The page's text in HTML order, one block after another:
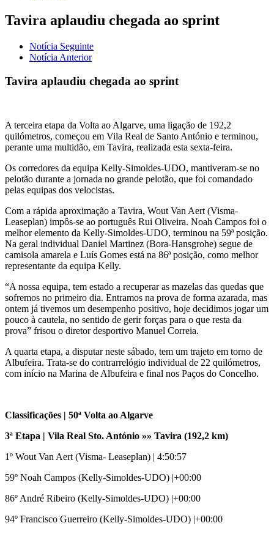
Tavira aplaudiu chegada ao sprint
Notícia Seguinte
Notícia Anterior
Tavira aplaudiu chegada ao sprint
A terceira etapa da Volta ao Algarve, uma ligação de 192,2
quilómetros, começou em Vila Real de Santo António e terminou,
perante uma multidão, em Tavira, realizada esta sexta-feira.
Os corredores da equipa Kelly-Simoldes-UDO, mantiveram-se no
pelotão durante a jornada no grande pelotão, que foi comandado
pelas equipas dos velocistas.
Com a rápida aproximação a Tavira, Wout Van Aert (Visma-
Leaseplan) impôs-se ao português Rui Oliveira. Noah Campos foi o
melhor elemento da Kelly-Simoldes-UDO, terminou na 59ª posição.
Na geral individual Daniel Martinez (Bora-Hansgrohe) segue de
camisola amarela e Luís Gomes está na 86ª posição, como melhor
representante da equipa Kelly.
“A nossa equipa, tem estado a recuperar as mazelas das quedas que
sofremos no primeiro dia. Entramos na prova de forma azarada, mas
ontem já tivemos um desempenho positivo, hoje decidimos jogar um
pouco à cautela, no sentido de gerir forças para o que resta da
prova” frisou o diretor desportivo Manuel Correia.
A quarta etapa, a disputar neste sábado, tem um trajeto em torno de
Albufeira. Trata-se do contrarrelógio individual de 22 quilómetros,
com início na Marina de Albufeira e final nos Paços do Concelho.
Classificações | 50ª Volta ao Algarve
3ª Etapa | Vila Real Sto. António »» Tavira (192,2 km)
1º Wout Van Aert (Visma- Leaseplan) | 4:50:57
59º Noah Campos (Kelly-Simoldes-UDO) |+00:00
86º André Ribeiro (Kelly-Simoldes-UDO) |+00:00
94º Francisco Guerreiro (Kelly-Simoldes-UDO) |+00:00